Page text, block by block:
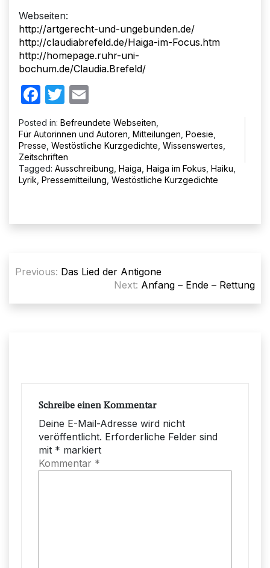
Webseiten:
http://artgerecht-und-ungebunden.de/
http://claudiabrefeld.de/Haiga-im-Focus.htm
http://homepage.ruhr-uni-
bochum.de/Claudia.Brefeld/
Facebook
Twitter
Posted in: Befreundete Webseiten
Für Autorinnen und Autoren Mitteilungen Poesie
Presse Westöstliche Kurzgedichte Wissenswertes
Zeitschriften
Tagged: Ausschreibung Haiga Haiga im Fokus Haiku
Lyrik Pressemitteilung Westöstliche Kurzgedichte
Previous: Das Lied der Antigone
Next: Anfang – Ende – Rettung
Schreibe einen Kommentar
Deine E-Mail-Adresse wird nicht
veröffentlicht. Erforderliche Felder sind
mit * markiert
Kommentar *